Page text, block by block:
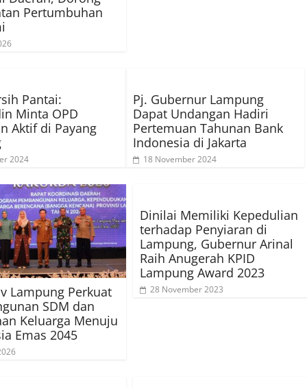
Pertumbuhan
Pantai:
Minta OPD
Aktif di Payang
2024
Pj. Gubernur Lampung
Dapat Undangan Hadiri
Pertemuan Tahunan Bank
Indonesia di Jakarta
18 November 2024
Lampung Perkuat
SDM dan
Keluarga Menuju
Emas 2045
Dinilai Memiliki Kepedulian
terhadap Penyiaran di
Lampung, Gubernur Arinal
Raih Anugerah KPID
Lampung Award 2023
28 November 2023